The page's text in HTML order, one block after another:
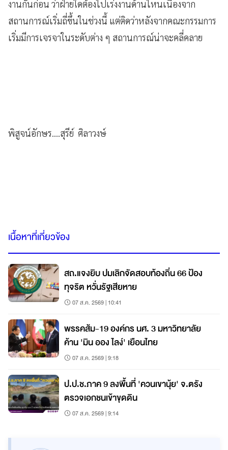
งานกันก่อน ว่าฝ่ายใดต้องไปเร่งงานด้านไหนเนื่องจาก
สถานการณ์เริ่มถี่ขึ้นในช่วงนี้ แต่ติดว่าหลังจากคณะกรรมการ
เริ่มมีการเจรจาในระดับต่าง ๆ สถานการณ์น่าจะคลี่คลาย
พิสูจน์อักษร....สุรีย์ ศิลาวงษ์
เนื้อหาที่เกี่ยวข้อง
สถ.แจงยิบ ปมเลิกจัดสอบท้องถิ่น 66 ป้อง
ทุจริต หวั่นรัฐเสียหาย
07 ส.ค. 2569 | 10:41
พรรคส้ม-19 องค์กร นศ. 3 มหาวิทยาลัย
ค้าน 'มิน ออง ไลง์' เยือนไทย
07 ส.ค. 2569 | 9:18
ป.ป.ช.ภาค 9 ลงพื้นที่ 'ควนเขานุ้ย' จ.ตรัง
ตรวจเอกชนเข้าขุดดิน
07 ส.ค. 2569 | 9:14